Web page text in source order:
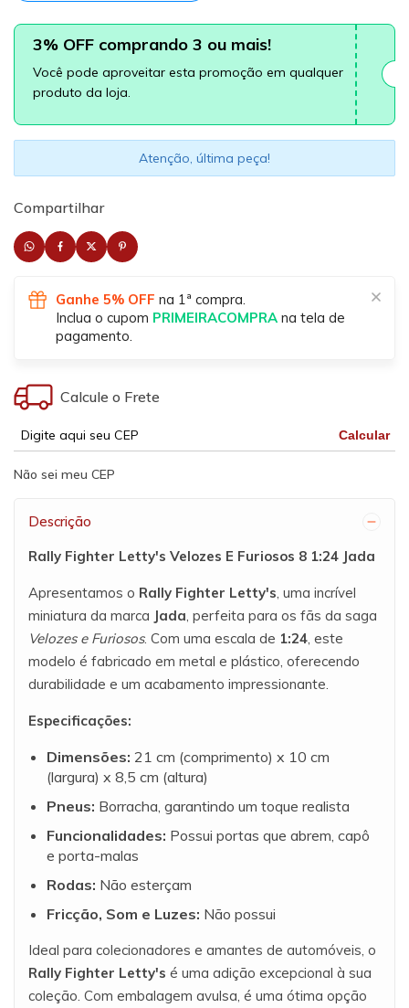
3% OFF comprando 3 ou mais!
Você pode aproveitar esta promoção em qualquer
produto da loja.
Atenção, última peça!
Compartilhar
Ganhe 5% OFF na 1ª compra.
Inclua o cupom PRIMEIRACOMPRA na tela de
pagamento.
Calcule o Frete
Calcular
Não sei meu CEP
Descrição
Rally Fighter Letty's Velozes E Furiosos 8 1:24 Jada
Apresentamos o Rally Fighter Letty's , uma incrível
miniatura da marca Jada , perfeita para os fãs da saga
Velozes e Furiosos. Com uma escala de 1:24 , este
modelo é fabricado em metal e plástico, oferecendo
durabilidade e um acabamento impressionante.
Especificações:
Dimensões: 21 cm (comprimento) x 10 cm
(largura) x 8,5 cm (altura)
Pneus: Borracha, garantindo um toque realista
Funcionalidades: Possui portas que abrem, capô
e porta-malas
Rodas: Não esterçam
Fricção, Som e Luzes: Não possui
Ideal para colecionadores e amantes de automóveis, o
Rally Fighter Letty's é uma adição excepcional à sua
coleção. Com embalagem avulsa, é uma ótima opção